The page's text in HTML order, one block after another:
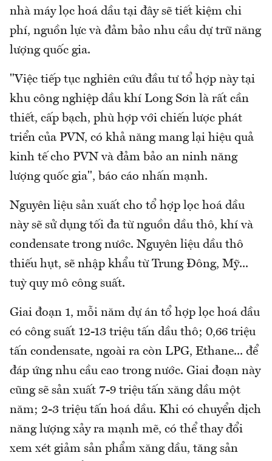
nhà máy lọc hoá dầu tại đây sẽ tiết kiệm chi
phí, nguồn lực và đảm bảo nhu cầu dự trữ năng
lượng quốc gia.
"Việc tiếp tục nghiên cứu đầu tư tổ hợp này tại
khu công nghiệp dầu khí Long Sơn là rất cần
thiết, cấp bạch, phù hợp với chiến lược phát
triển của PVN, có khả năng mang lại hiệu quả
kinh tế cho PVN và đảm bảo an ninh năng
lượng quốc gia", báo cáo nhấn mạnh.
Nguyên liệu sản xuất cho tổ hợp lọc hoá dầu
này sẽ sử dụng tối đa từ nguồn dầu thô, khí và
condensate trong nước. Nguyên liệu dầu thô
thiếu hụt, sẽ nhập khẩu từ Trung Đông, Mỹ...
tuỳ quy mô công suất.
Giai đoạn 1, mỗi năm dự án tổ hợp lọc hoá dầu
có công suất 12-13 triệu tấn dầu thô; 0,66 triệu
tấn condensate, ngoài ra còn LPG, Ethane... để
đáp ứng nhu cầu cao trong nước. Giai đoạn này
cũng sẽ sản xuất 7-9 triệu tấn xăng dầu một
năm; 2-3 triệu tấn hoá dầu. Khi có chuyển dịch
năng lượng xảy ra mạnh mẽ, có thể thay đổi
xem xét giảm sản phẩm xăng dầu, tăng sản